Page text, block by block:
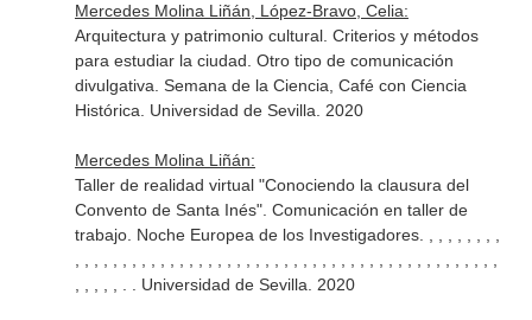
Mercedes Molina Liñán, López-Bravo, Celia:
Arquitectura y patrimonio cultural. Criterios y métodos
para estudiar la ciudad. Otro tipo de comunicación
divulgativa. Semana de la Ciencia, Café con Ciencia
Histórica. Universidad de Sevilla. 2020
Mercedes Molina Liñán:
Taller de realidad virtual "Conociendo la clausura del
Convento de Santa Inés". Comunicación en taller de
trabajo. Noche Europea de los Investigadores. , , , , , , , ,
, , , , , . . Universidad de Sevilla. 2020